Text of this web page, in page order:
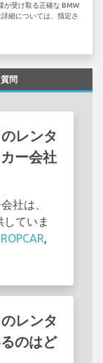
が受け取る正確な BMW
細については、指定さ
問
レンタ
ー会社
社は、
ていま
レンタ
のはど